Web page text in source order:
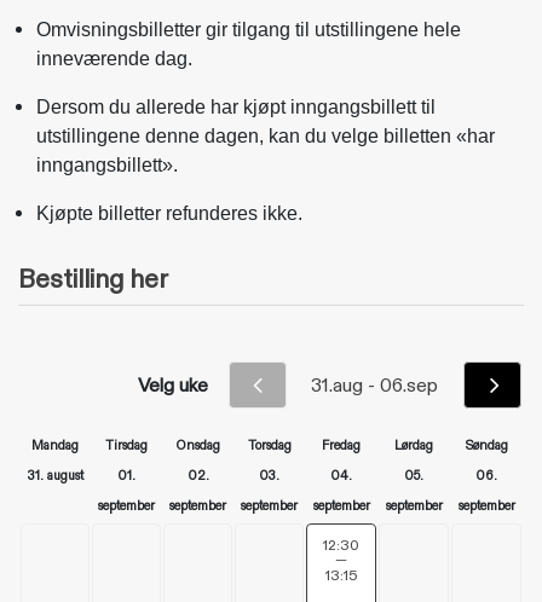
Omvisningsbilletter gir tilgang til utstillingene hele
inneværende dag.
Dersom du allerede har kjøpt inngangsbillett til
utstillingene denne dagen, kan du velge billetten «har
inngangsbillett».
Kjøpte billetter refunderes ikke.
Bestilling her
Velg uke
uke
uke
Mandag
31. august
Tirsdag
01.
september
Onsdag
02.
september
Torsdag
03.
september
Fredag
04.
september
Lørdag
05.
september
Søndag
06.
september
T
12:30
—
13:15